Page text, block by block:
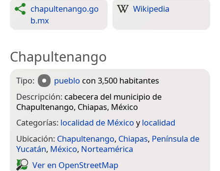
chapultenango.go
b.mx
Wikipedia
Chapultenango
Tipo: pueblo con 3,500 habitantes
Descripción: cabecera del municipio de
Chapultenango, Chiapas, México
Categorías: localidad de México ylocalidad
Ubicación: Chapultenango, Chiapas, Península de
Yucatán, México, Norteamérica
Ver en Open­Street­Map